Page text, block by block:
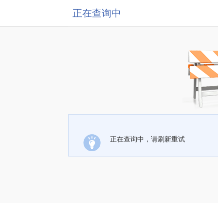
正在查询中
正在查询中，请刷新重试